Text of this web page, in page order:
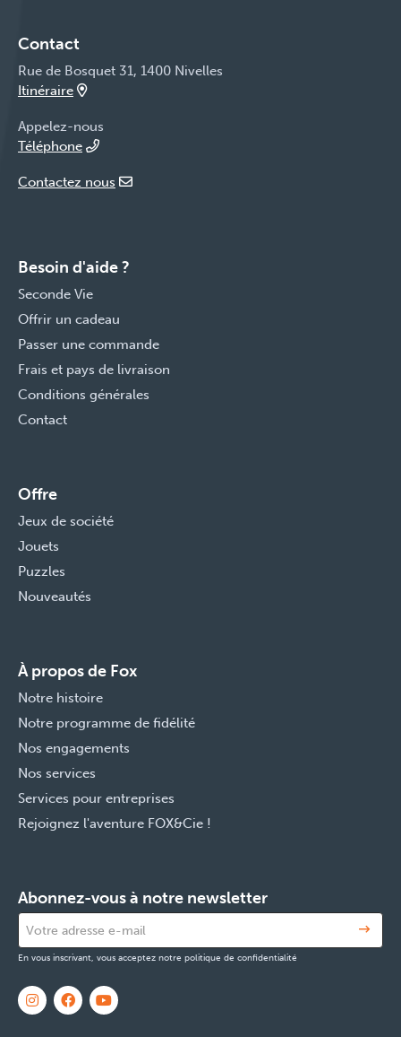
Contact
Rue de Bosquet 31, 1400 Nivelles
Itinéraire
Appelez-nous
Téléphone
Contactez nous
Besoin d'aide ?
Seconde Vie
Offrir un cadeau
Passer une commande
Frais et pays de livraison
Conditions générales
Contact
Offre
Jeux de société
Jouets
Puzzles
Nouveautés
À propos de Fox
Notre histoire
Notre programme de fidélité
Nos engagements
Nos services
Services pour entreprises
Rejoignez l'aventure FOX&Cie !
Abonnez-vous à notre newsletter
En vous inscrivant, vous acceptez notre politique de confidentialité